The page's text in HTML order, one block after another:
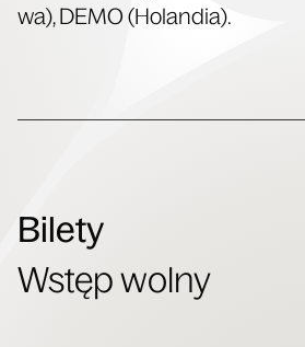
wa), DEMO (Holan­dia).
Bilety
Wstęp wolny